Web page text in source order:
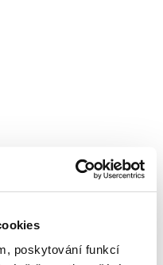
poskytování funkcí